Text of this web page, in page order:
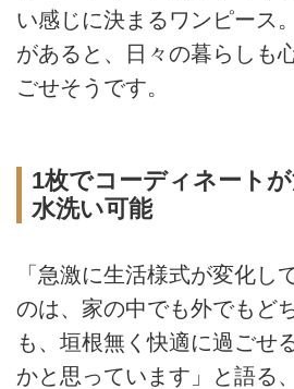
い感じに決まるワンピース
があると、日々の暮らしも
ごせそうです。
1枚でコーディネート
水洗い可能
「急激に生活様式が変化し
のは、家の中でも外でもど
も、垣根無く快適に過ごせ
かと思っています」と語る